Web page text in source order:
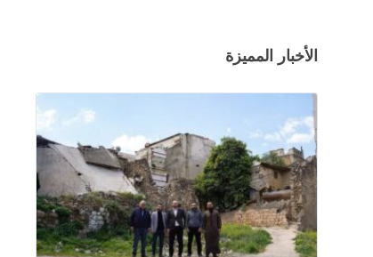
الأخبار المميزة